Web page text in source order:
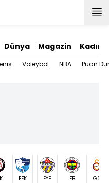
Dünya Magazin Kadın
Voleybol NBA Puan
EFK EYP FB GS